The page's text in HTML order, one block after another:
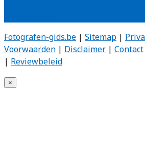
Fotografen-gids.be | Sitemap |
Voorwaarden | Disclaimer | Contact
| Reviewbeleid
×